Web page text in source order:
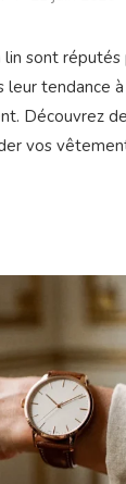
sont
leur tendance
Découvrez
vos